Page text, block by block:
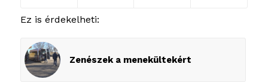
Ez is érdekelheti:
Zenészek a menekültekért